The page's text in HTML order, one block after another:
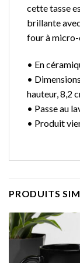
cette tasse
brillante
four à micro-
• En
•
hauteur, 8,2
• Passe au
• Produit
PRODUITS